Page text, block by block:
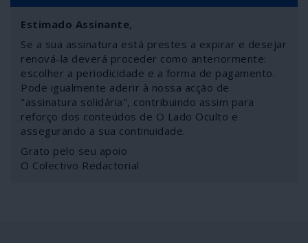
Estimado Assinante,
Se a sua assinatura está prestes a expirar e desejar
renová-la deverá proceder como anteriormente:
escolher a periodicidade e a forma de pagamento.
Pode igualmente aderir à nossa acção de
"assinatura solidária", contribuindo assim para
reforço dos conteúdos de O Lado Oculto e
assegurando a sua continuidade.
Grato pelo seu apoio
O Colectivo Redactorial